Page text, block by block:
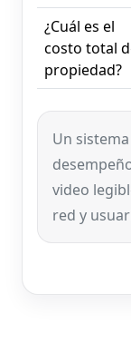
¿Cuál es el
costo total
propiedad?
Un
video
red y